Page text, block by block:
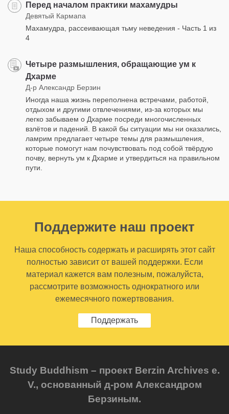
Перед началом практики махамудры
Девятый Кармапа
Махамудра, рассеивающая тьму неведения - Часть 1 из
4
Четыре размышления, обращающие ум к
Дхарме
Д-р Александр Берзин
Иногда наша жизнь переполнена встречами, работой,
отдыхом и другими отвлечениями, из-за которых мы
легко забываем о Дхарме посреди многочисленных
взлётов и падений. В какой бы ситуации мы ни оказались,
ламрим предлагает четыре темы для размышления,
которые помогут нам почувствовать под собой твёрдую
почву, вернуть ум к Дхарме и утвердиться на правильном
пути.
Поддержите наш проект
Наша способность содержать и расширять этот сайт
полностью зависит от вашей поддержки. Если
материал кажется вам полезным, пожалуйста,
рассмотрите возможность однократного или
ежемесячного пожертвования.
Поддержать
Study Buddhism – проект Berzin Archives e.
V., основанный д-ром Александром
Берзиным.